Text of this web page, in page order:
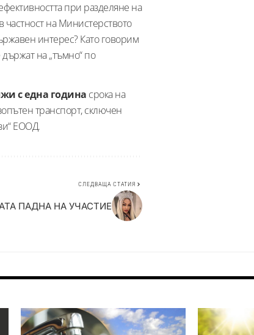
при разделяне на
частност на Министерството
интерес? Като говорим
на „тъмно“ по
с една година срока на
транспорт, сключен
ЕООД.
СЛЕДВАЩА СТАТИЯ
ПАДНА НА УЧАСТИЕ